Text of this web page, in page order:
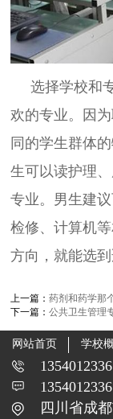
选择学校和
欢的专业。因
同的学生群体
生可以读护理
专业。男生建
检修、计算机
方向，就能选
上一篇：药剂和药学那
下一篇：公共卫生管理
网站首页 学校
四川省成都